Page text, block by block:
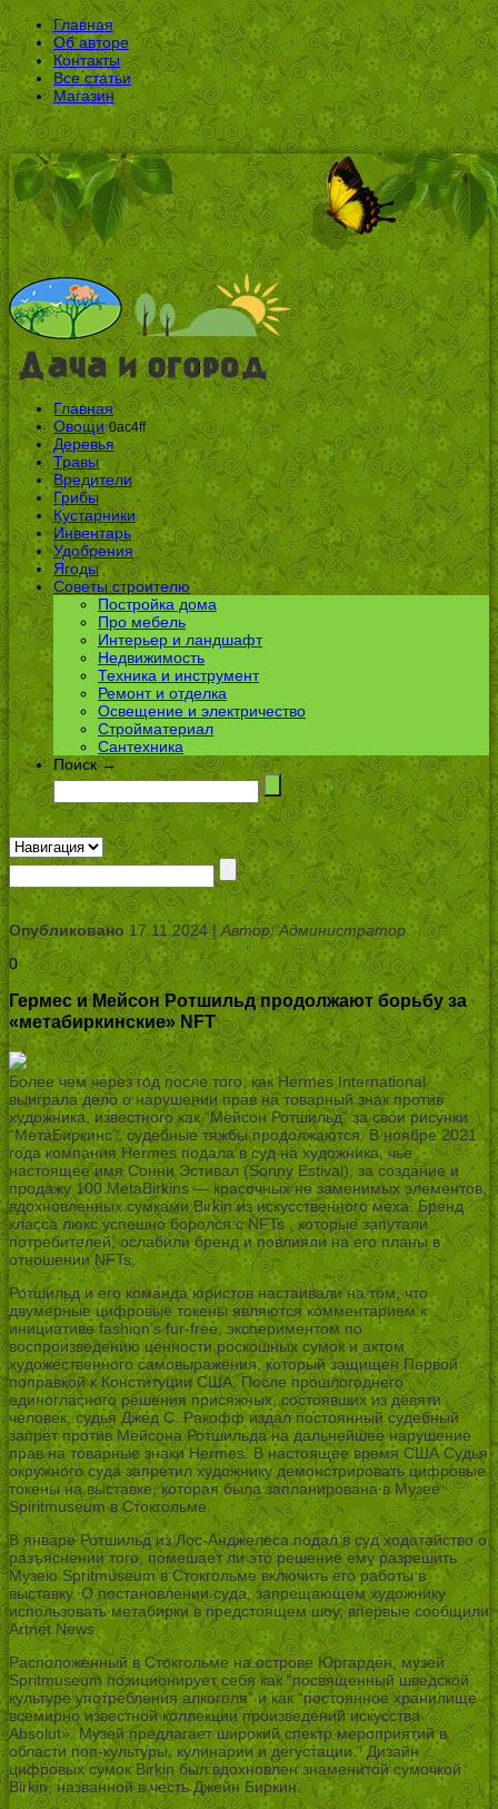
Главная
Об авторе
Контакты
Все статьи
Магазин
Главная
Овощи 0ac4ff
Деревья
Травы
Вредители
Грибы
Кустарники
Инвентарь
Удобрения
Ягоды
Советы строителю
Постройка дома
Про мебель
Интерьер и ландшафт
Недвижимость
Техника и инструмент
Ремонт и отделка
Освещение и электричество
Стройматериал
Сантехника
Поиск →
Опубликовано17.11.2024 | Автор: Администратор
0
Гермес и Мейсон Ротшильд продолжают борьбу за
«метабиркинские» NFT
Более чем через год после того, как Hermes International
выиграла дело о нарушении прав на товарный знак против
художника, известного как “Мейсон Ротшильд” за свои рисунки
“МетаБиркинс”, судебные тяжбы продолжаются. В ноябре 2021
года компания Hermes подала в суд на художника, чье
настоящее имя Сонни Эстивал (Sonny Estival), за создание и
продажу 100 MetaBirkins — красочных не заменимых элементов,
вдохновленных сумками Birkin из искусственного меха. Бренд
класса люкс успешно боролся с NFTs , которые запутали
потребителей, ослабили бренд и повлияли на его планы в
отношении NFTs.
Ротшильд и его команда юристов настаивали на том, что
двумерные цифровые токены являются комментарием к
инициативе fashion’s fur-free, экспериментом по
воспроизведению ценности роскошных сумок и актом
художественного самовыражения, который защищен Первой
поправкой к Конституции США. После прошлогоднего
единогласного решения присяжных, состоявших из девяти
человек, судья Джед С. Ракофф издал постоянный судебный
запрет против Мейсона Ротшильда на дальнейшее нарушение
прав на товарные знаки Hermes. В настоящее время США Судья
окружного суда запретил художнику демонстрировать цифровые
токены на выставке, которая была запланирована в Музее
Spiritmuseum в Стокгольме.
В январе Ротшильд из Лос-Анджелеса подал в суд ходатайство о
разъяснении того, помешает ли это решение ему разрешить
Музею Spritmuseum в Стокгольме включить его работы в
выставку. О постановлении суда, запрещающем художнику
использовать метабирки в предстоящем шоу, впервые сообщили
Artnet News.
Расположенный в Стокгольме на острове Юргарден, музей
Spritmuseum позиционирует себя как “посвященный шведской
культуре употребления алкоголя” и как “постоянное хранилище
всемирно известной коллекции произведений искусства
Absolut». Музей предлагает широкий спектр мероприятий в
области поп-культуры, кулинарии и дегустации.” Дизайн
цифровых сумок Birkin был вдохновлен знаменитой сумочкой
Birkin, названной в честь Джейн Биркин.